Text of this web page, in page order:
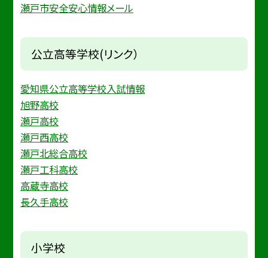
瀬戸市安全安心情報メール
公立高等学校(リンク）
愛知県公立高等学校入試情報
旭野高校
瀬戸高校
瀬戸西高校
瀬戸北総合高校
瀬戸工科高校
高蔵寺高校
長久手高校
小学校